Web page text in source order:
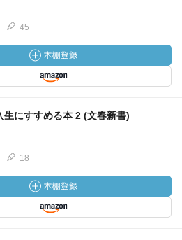
45
生にすすめる本 2 (文春新書)
18